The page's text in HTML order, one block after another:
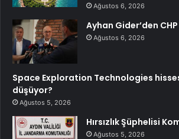
Ağustos 6, 2026
Ayhan Gider’den
Ağustos 6, 2026
Space Exploration Technologies
düşüyor?
Ağustos 5, 2026
Hırsızlık Şüphelisi
Ağustos 5, 2026